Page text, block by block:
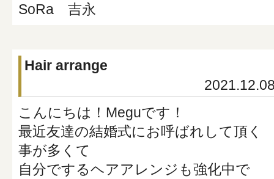
SoRa 吉永
Hair arrange
こんにちは！Meguです！
最近友達の結婚式にお呼ばれして頂く
事が多くて
自分でするヘアアレンジも強化中で